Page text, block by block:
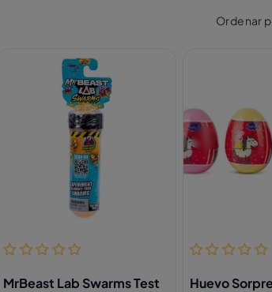
Ordenar
MrBeast Lab Swarms Test
Huevo